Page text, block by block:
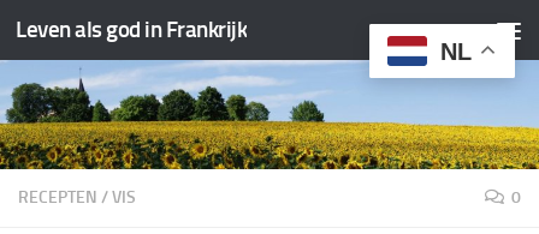
Doorgaan naar inhoud
Leven als god in Frankrijk
RECEPTEN /VIS 0
NL